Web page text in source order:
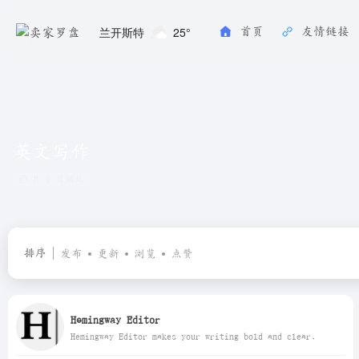
兰开斯特 25° 首页 友情链接
排序 发布 更新 浏览 点赞
Hemingway Editor
Hemingway Editor makes your writing bold and clear.